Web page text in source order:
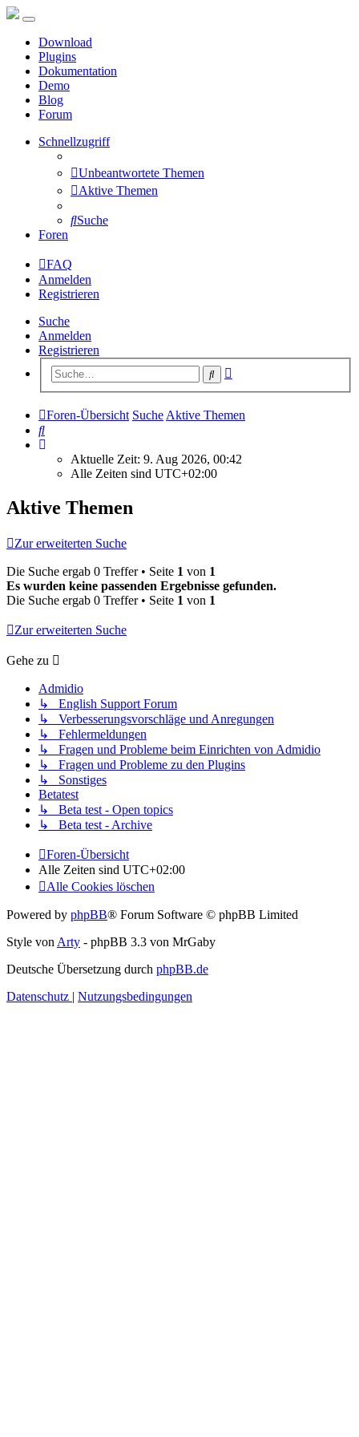
Download
Plugins
Dokumentation
Demo
Blog
Forum
Schnellzugriff
Unbeantwortete Themen
Aktive Themen
Suche
Foren
FAQ
Anmelden
Registrieren
Suche
Anmelden
Registrieren
Suche
Foren-Übersicht Suche Aktive Themen
Suche
Aktuelle Zeit: 9. Aug 2026, 00:42
Alle Zeiten sind UTC+02:00
Aktive Themen
Zur erweiterten Suche
Die Suche ergab 0 Treffer • Seite 1 von 1
Es wurden keine passenden Ergebnisse gefunden.
Die Suche ergab 0 Treffer • Seite 1 von 1
Zur erweiterten Suche
Gehe zu
Admidio
↳ English Support Forum
↳ Verbesserungsvorschläge und Anregungen
↳ Fehlermeldungen
↳ Fragen und Probleme beim Einrichten von Admidio
↳ Fragen und Probleme zu den Plugins
↳ Sonstiges
Betatest
↳ Beta test - Open topics
↳ Beta test - Archive
Foren-Übersicht
Alle Zeiten sind UTC+02:00
Alle Cookies löschen
Powered by phpBB® Forum Software © phpBB Limited
Style vonArty - phpBB 3.3 von MrGaby
Deutsche Übersetzung durch phpBB.de
Datenschutz | Nutzungsbedingungen